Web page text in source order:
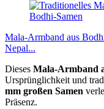
Mala-Armband aus
Nepal...
Dieses Mala-Armband
Ursprünglichkeit und
mm großen Samen
Präsenz.